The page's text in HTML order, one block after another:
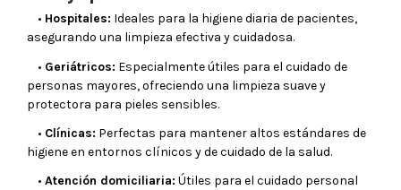
• Hospitales: Ideales para la higiene diaria de pacientes,
asegurando una limpieza efectiva y cuidadosa.
• Geriátricos: Especialmente útiles para el cuidado de
personas mayores, ofreciendo una limpieza suave y
protectora para pieles sensibles.
• Clínicas: Perfectas para mantener altos estándares de
higiene en entornos clínicos y de cuidado de la salud.
• Atención domiciliaria: Útiles para el cuidado personal